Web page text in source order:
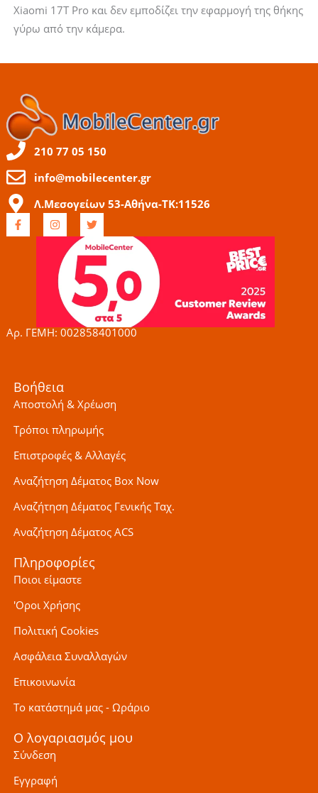
Xiaomi 17T Pro και δεν εμποδίζει την εφαρμογή της θήκης
γύρω από την κάμερα.
210 77 05 150
info@mobilecenter.gr
Λ.Μεσογείων 53-Αθήνα-ΤΚ:11526
F
a
c
I
n
s
g
r
a
m
T
w
t
t
e
r
Αρ. ΓΕΜΗ: 002858401000
Βοήθεια
Αποστολή & Χρέωση
Τρόποι πληρωμής
Επιστροφές & Αλλαγές
Αναζήτηση Δέματος Box Now
Αναζήτηση Δέματος Γενικής Ταχ.
Αναζήτηση Δέματος ACS
Πληροφορίες
Ποιοι είμαστε
'Οροι Χρήσης
Πολιτική Cookies
Ασφάλεια Συναλλαγών
Επικοινωνία
Το κατάστημά μας - Ωράριο
Ο λογαριασμός μου
Σύνδεση
Εγγραφή